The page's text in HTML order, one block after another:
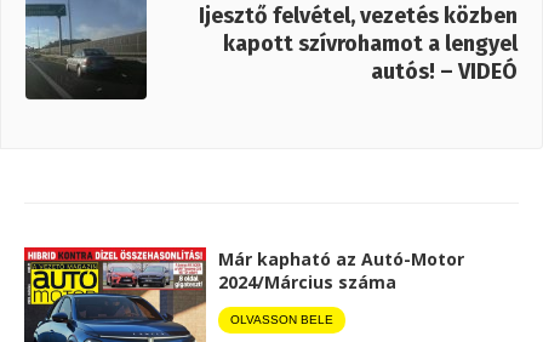
Ijesztő felvétel, vezetés közben
kapott szívrohamot a lengyel
autós! – VIDEÓ
Már kapható az Autó-Motor
2024/Március száma
OLVASSON BELE